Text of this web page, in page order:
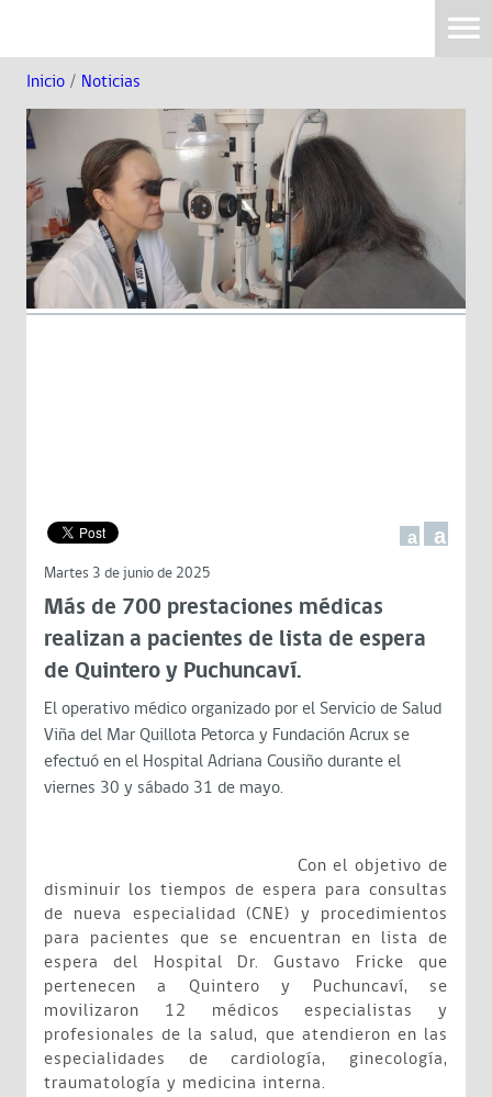
Inicio / Noticias
a a
Martes 3 de junio de 2025
Más de 700 prestaciones médicas
realizan a pacientes de lista de espera
de Quintero y Puchuncaví.
El operativo médico organizado por el Servicio de Salud
Viña del Mar Quillota Petorca y Fundación Acrux se
efectuó en el Hospital Adriana Cousiño durante el
viernes 30 y sábado 31 de mayo.
Con el objetivo de
disminuir los tiempos de espera para consultas
de nueva especialidad (CNE) y procedimientos
para pacientes que se encuentran en lista de
espera del Hospital Dr. Gustavo Fricke que
pertenecen a Quintero y Puchuncaví, se
movilizaron 12 médicos especialistas y
profesionales de la salud, que atendieron en las
especialidades de cardiología, ginecología,
traumatología y medicina interna.